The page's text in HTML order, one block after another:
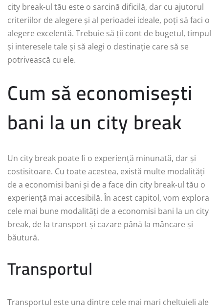
city break-ul tău este o sarcină dificilă, dar cu ajutorul
criteriilor de alegere și al perioadei ideale, poți să faci o
alegere excelentă. Trebuie să ții cont de bugetul, timpul
și interesele tale și să alegi o destinație care să se
potrivească cu ele.
Cum să economisești
bani la un city break
Un city break poate fi o experiență minunată, dar și
costisitoare. Cu toate acestea, există multe modalități
de a economisi bani și de a face din city break-ul tău o
experiență mai accesibilă. În acest capitol, vom explora
cele mai bune modalități de a economisi bani la un city
break, de la transport și cazare până la mâncare și
băutură.
Transportul
Transportul este una dintre cele mai mari cheltuieli ale